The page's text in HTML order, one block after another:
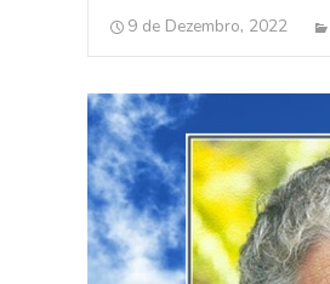
9 de Dezembro, 2022